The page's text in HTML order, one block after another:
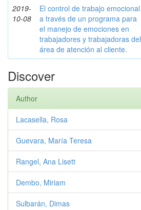
2019-
10-08
El control de trabajo emocional
a través de un programa para
el manejo de emociones en
trabajadores y trabajadoras del
área de atención al cliente.
Discover
Author
Lacasella, Rosa
Guevara, María Teresa
Rangel, Ana Lisett
Dembo, Miriam
Sulbarán, Dimas